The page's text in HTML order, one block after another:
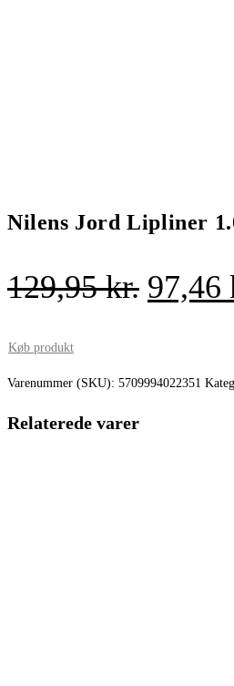
Nilens Jord Lipliner
129,95kr. Den
var:
97,46
Køb produkt
Varenummer (SKU): 5709994022351
Relaterede varer